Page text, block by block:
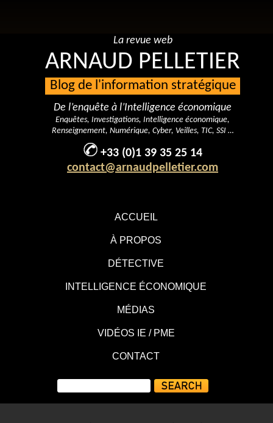
ACCUEIL
À PROPOS
DÉTECTIVE
INTELLIGENCE ÉCONOMIQUE
MÉDIAS
VIDÉOS IE / PME
CONTACT
La revue web
ARNAUD PELLETIER
Blog de l'information stratégique
De l’enquête à l’Intelligence économique
Enquêtes, Investigations, Intelligence économique,
Renseignement, Numérique, Cyber, Veilles, TIC, SSI …
+33 (0)1 39 35 25 14
contact@arnaudpelletier.com